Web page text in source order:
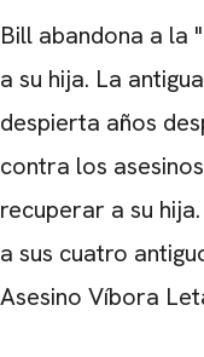
Bill abandona a la
a su hija. La
despierta años
contra los
recuperar a su
a sus cuatro
Asesino Víbora